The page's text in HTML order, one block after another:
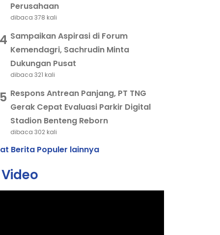
Perusahaan
dibaca 378 kali
Sampaikan Aspirasi di Forum
Kemendagri, Sachrudin Minta
Dukungan Pusat
dibaca 321 kali
Respons Antrean Panjang, PT TNG
Gerak Cepat Evaluasi Parkir Digital
Stadion Benteng Reborn
dibaca 302 kali
Berita Populer lainnya